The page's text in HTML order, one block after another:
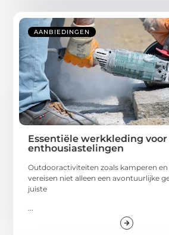
AANBIEDINGEN
Essentiële werkkleding
enthousiastelingen
Outdooractiviteiten zoals kamperen
vereisen niet alleen een avontuurlijke
juiste